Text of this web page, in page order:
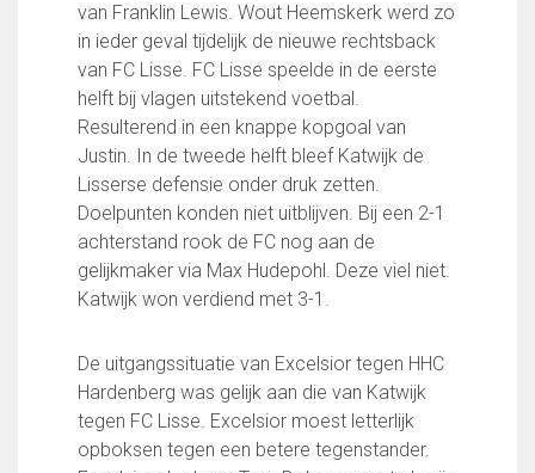
Heeren van Ter Specke
Maatschappelijke bijdrage
Steun bij contributie
Support Casper
Dagbesteding ’s Heeren Loo
De gezonde sportkantine
Onze vrijwilligers en ereleden
Contact
Vertrouwenspersonen
Wie doet wat
Ruimte reserveren/huren
van Franklin Lewis. Wout Heemskerk werd zo
in ieder geval tijdelijk de nieuwe rechtsback
van FC Lisse. FC Lisse speelde in de eerste
helft bij vlagen uitstekend voetbal.
Resulterend in een knappe kopgoal van
Justin. In de tweede helft bleef Katwijk de
Lisserse defensie onder druk zetten.
Doelpunten konden niet uitblijven. Bij een 2-1
achterstand rook de FC nog aan de
gelijkmaker via Max Hudepohl. Deze viel niet.
Katwijk won verdiend met 3-1.
De uitgangssituatie van Excelsior tegen HHC
Hardenberg was gelijk aan die van Katwijk
tegen FC Lisse. Excelsior moest letterlijk
opboksen tegen een betere tegenstander.